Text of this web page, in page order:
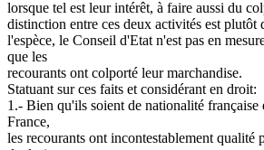
lorsque tel est leur intérêt, à faire aussi du
distinction entre ces deux activités est
l'espèce, le Conseil d'Etat n'est pas en
que les
recourants ont colporté leur marchandise.
Statuant sur ces faits et considérant en droit:
1.- Bien qu'ils soient de nationalité française
France,
les recourants ont incontestablement qualité